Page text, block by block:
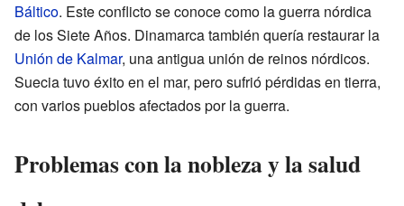
Báltico. Este conflicto se conoce como la guerra nórdica
de los Siete Años. Dinamarca también quería restaurar la
Unión de Kalmar, una antigua unión de reinos nórdicos.
Suecia tuvo éxito en el mar, pero sufrió pérdidas en tierra,
con varios pueblos afectados por la guerra.
Problemas con la nobleza y la salud